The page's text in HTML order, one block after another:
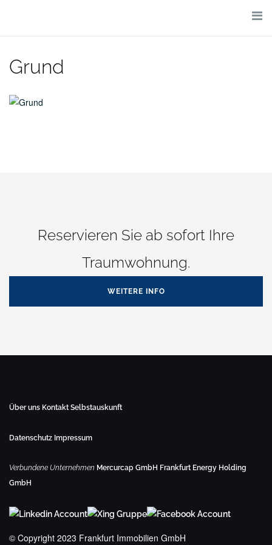
content
Grund
Reservieren Sie ab sofort Ihre
Traumwohnung.
WEITERE INFO
Über uns Kontakt Selbstauskunft
Datenschutz Impressum
Verbundene Unternehmen Mercurcap GmbH Frankfurt Energy Holding
GmbH
© Copyright 2023 Frankfurt Immobilien GmbH